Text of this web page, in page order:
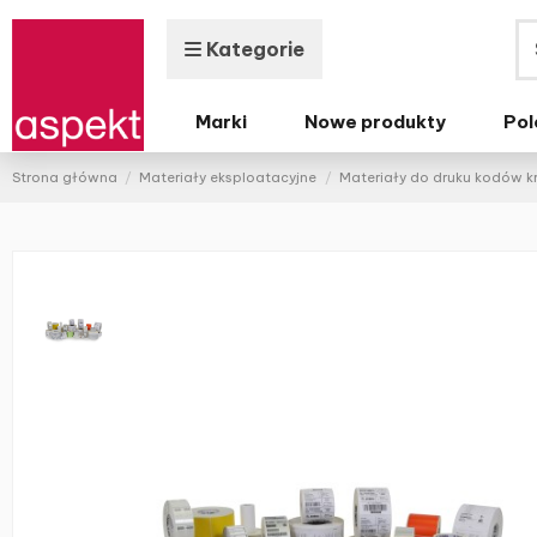
Kategorie
Marki Nowe produkty
Strona główna Materiały eksploatacyjne Materiały do druku kodów